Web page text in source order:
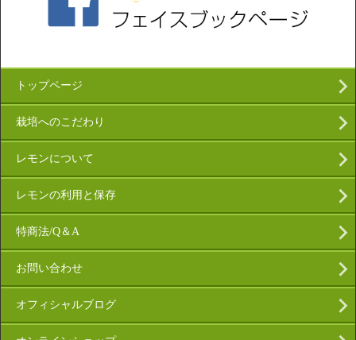
トップページ
栽培へのこだわり
レモンについて
レモンの利用と保存
特商法/Q＆A
お問い合わせ
オフィシャルブログ